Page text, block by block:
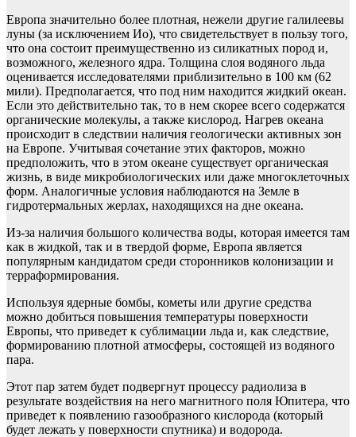
Европа значительно более плотная, нежели другие галилеевы
луны (за исключением Ио), что свидетельствует в пользу того,
что она состоит преимущественно из силикатных пород и,
возможного, железного ядра. Толщина слоя водяного льда
оценивается исследователями приблизительно в 100 км (62
мили). Предполагается, что под ним находится жидкий океан.
Если это действительно так, то в нем скорее всего содержатся
органические молекулы, а также кислород. Нагрев океана
происходит в следствии наличия геологически активных зон
на Европе. Учитывая сочетание этих факторов, можно
предположить, что в этом океане существует органическая
жизнь, в виде микробиологических или даже многоклеточных
форм. Аналогичные условия наблюдаются на Земле в
гидротермальных жерлах, находящихся на дне океана.
Из-за наличия большого количества воды, которая имеется там
как в жидкой, так и в твердой форме, Европа является
популярным кандидатом среди сторонников колонизации и
терраформирования.
Используя ядерные бомбы, кометы или другие средства
можно добиться повышения температуры поверхности
Европы, что приведет к сублимации льда и, как следствие,
формированию плотной атмосферы, состоящей из водяного
пара.
Этот пар затем будет подвергнут процессу радиолиза в
результате воздействия на него магнитного поля Юпитера, что
приведет к появлению газообразного кислорода (который
будет лежать у поверхности спутника) и водорода.